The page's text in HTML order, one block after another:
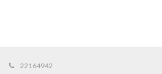
22164942